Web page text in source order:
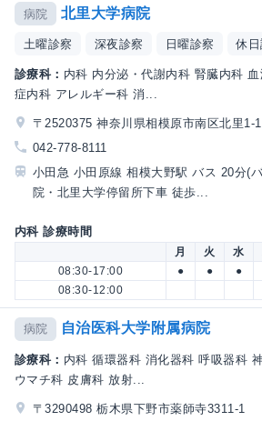
病院 北里大学病院
土曜診察 深夜診察 日曜診察 休
診療科： 内科 内分泌・代謝内科 腎臓内科
症内科 アレルギー科 消...
〒2520375 神奈川県相模原市南区北里1-
042-778-8111
小田急 小田原線 相模大野駅 バス 20分(
院・北里大学停留所下車 徒歩...
内科 診療時間
月 火 水
08:30-17:00
● ● ●
08:30-12:00
病院 自治医科大学附属病院
診療科： 内科 循環器科 消化器科 呼吸器科
ウマチ科 皮膚科 放射...
〒3290498 栃木県下野市薬師寺3311-1